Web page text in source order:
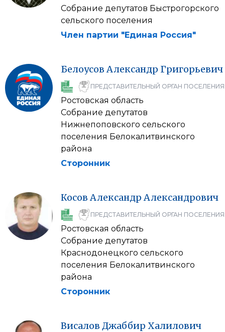
Собрание депутатов Быстрогорского
сельского поселения
Член партии "Единая Россия"
Белоусов Александр Григорьевич
ПРЕДСТАВИТЕЛЬНЫЙ ОРГАН ПОСЕЛЕНИЯ
Ростовская область
Собрание депутатов
Нижнепоповского сельского
поселения Белокалитвинского
района
Сторонник
Косов Александр Александрович
ПРЕДСТАВИТЕЛЬНЫЙ ОРГАН ПОСЕЛЕНИЯ
Ростовская область
Собрание депутатов
Краснодонецкого сельского
поселения Белокалитвинского
района
Сторонник
Висалов Джаббир Халилович